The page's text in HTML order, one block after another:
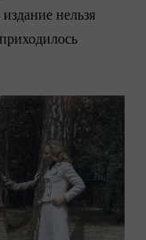
нельзя